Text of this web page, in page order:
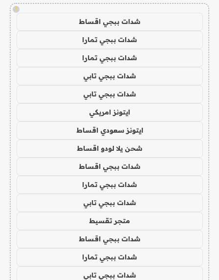
!
شدات ببجي اقساط
شدات ببجي تمارا
شدات ببجي تمارا
شدات ببجي تابي
شدات ببجي تابي
ايتونز امريكي
ايتونز سعودي اقساط
شحن يلا لودو اقساط
شدات ببجي اقساط
شدات ببجي تمارا
شدات ببجي تابي
متجر تقسيط
شدات ببجي اقساط
شدات ببجي تمارا
شدات ببجي تابي